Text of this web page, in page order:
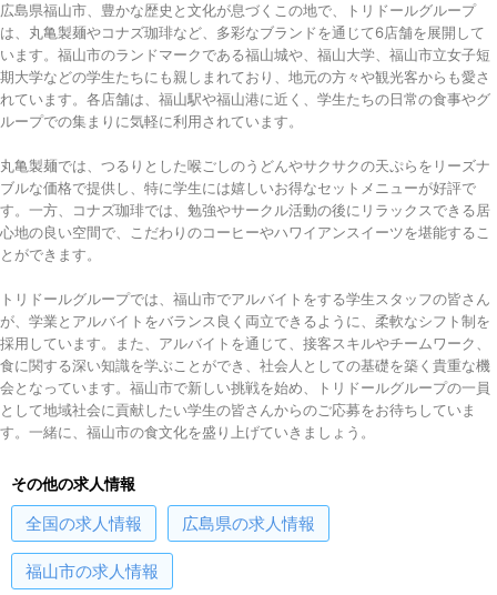
広島県福山市、豊かな歴史と文化が息づくこの地で、トリドールグループ
は、丸亀製麺やコナズ珈琲など、多彩なブランドを通じて6店舗を展開して
います。福山市のランドマークである福山城や、福山大学、福山市立女子短
期大学などの学生たちにも親しまれており、地元の方々や観光客からも愛さ
れています。各店舗は、福山駅や福山港に近く、学生たちの日常の食事やグ
ループでの集まりに気軽に利用されています。
丸亀製麺では、つるりとした喉ごしのうどんやサクサクの天ぷらをリーズナ
ブルな価格で提供し、特に学生には嬉しいお得なセットメニューが好評で
す。一方、コナズ珈琲では、勉強やサークル活動の後にリラックスできる居
心地の良い空間で、こだわりのコーヒーやハワイアンスイーツを堪能するこ
とができます。
トリドールグループでは、福山市でアルバイトをする学生スタッフの皆さん
が、学業とアルバイトをバランス良く両立できるように、柔軟なシフト制を
採用しています。また、アルバイトを通じて、接客スキルやチームワーク、
食に関する深い知識を学ぶことができ、社会人としての基礎を築く貴重な機
会となっています。福山市で新しい挑戦を始め、トリドールグループの一員
として地域社会に貢献したい学生の皆さんからのご応募をお待ちしていま
す。一緒に、福山市の食文化を盛り上げていきましょう。
その他の求人情報
全国の求人情報 広島県の求人情報
福山市の求人情報